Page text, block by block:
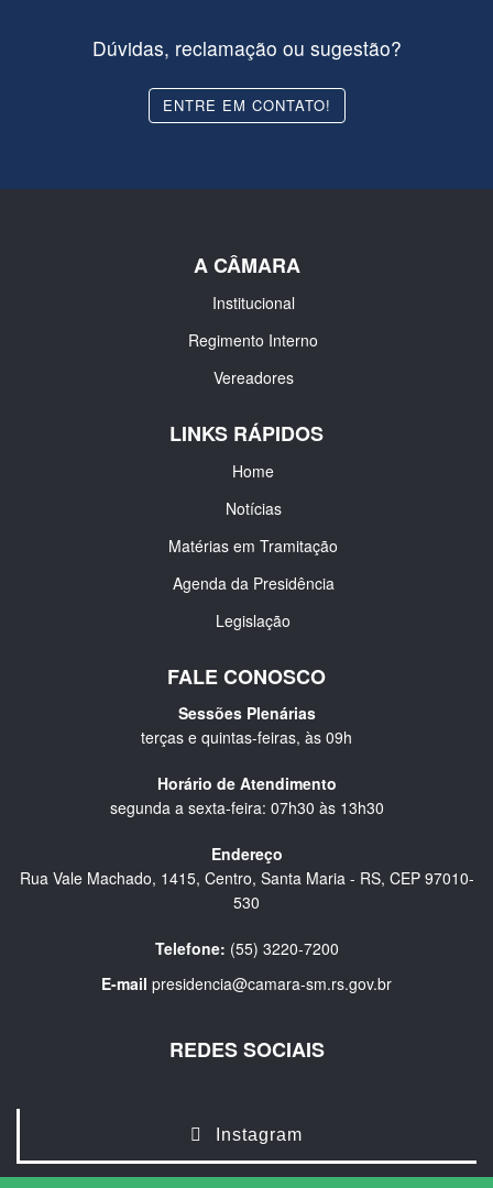
Dúvidas, reclamação ou sugestão?
ENTRE EM CONTATO!
A CÂMARA
Institucional
Regimento Interno
Vereadores
LINKS RÁPIDOS
Home
Notícias
Matérias em Tramitação
Agenda da Presidência
Legislação
FALE CONOSCO
Sessões Plenárias
terças e quintas-feiras, às 09h
Horário de Atendimento
segunda a sexta-feira: 07h30 às 13h30
Endereço
Rua Vale Machado, 1415, Centro, Santa Maria - RS, CEP 97010-
530
Telefone: (55) 3220-7200
E-mail presidencia@camara-sm.rs.gov.br
REDES SOCIAIS
Instagram